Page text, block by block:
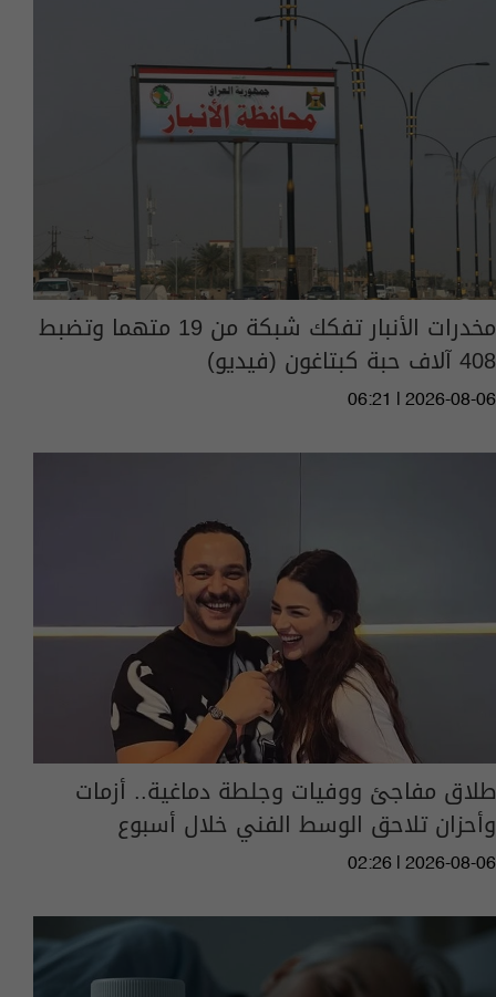
مخدرات الأنبار تفكك شبكة من 19 متهما وتضبط
408 آلاف حبة كبتاغون (فيديو)
06:21 | 2026-08-06
طلاق مفاجئ ووفيات وجلطة دماغية.. أزمات
وأحزان تلاحق الوسط الفني خلال أسبوع
02:26 | 2026-08-06